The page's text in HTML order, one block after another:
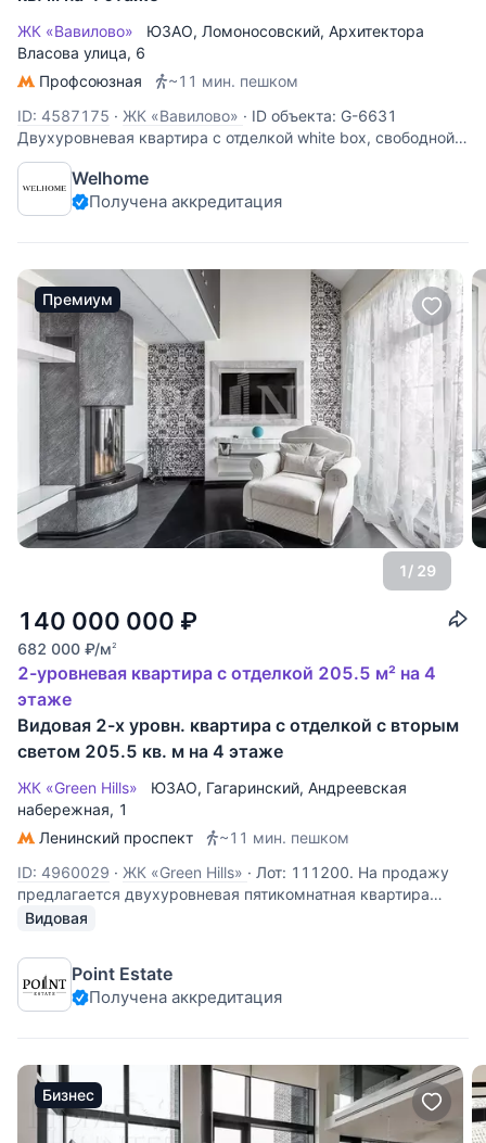
ЖК «Вавилово» ЮЗАО, Ломоносовский, Архитектора
Власова улица, 6
Профсоюзная
~11 мин. пешком
ID: 4587175 · ЖК «Вавилово» · ID объекта: G-6631
Двухуровневая квартира с отделкой white box, свободной
планировки. Можно спланировать: кухню столовая,
просторную гостиную, 2-3 спальни, два санузла, три
лоджии. В квартирах установлены большие окна из
Welhome
Получена аккредитация
Премиум
1/ 29
140 000 000 ₽
682 000 ₽/м2
2-уровневая квартира с отделкой 205.5 м² на 4
этаже
Видовая 2-х уровн. квартира с отделкой с вторым
светом 205.5 кв. м на 4 этаже
ЖК «Green Hills» ЮЗАО, Гагаринский, Андреевская
набережная, 1
Ленинский проспект
~11 мин. пешком
ID: 4960029 · ЖК «Green Hills» · Лот: 111200. На продажу
предлагается двухуровневая пятикомнатная квартира
площадью 205,5 кв.м. в ЖК "ГринХилс" на Андреевской
две спальни, одна из которых со своим санузлом, спальня
с гардеробной
Видовая
Point Estate
Получена аккредитация
Бизнес